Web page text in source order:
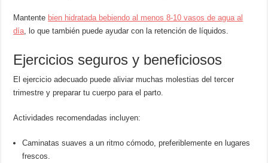
Mantente bien hidratada bebiendo al menos 8-10 vasos de agua al
día , lo que también puede ayudar con la retención de líquidos.
Ejercicios seguros y beneficiosos
El ejercicio adecuado puede aliviar muchas molestias del tercer
trimestre y preparar tu cuerpo para el parto.
Actividades recomendadas incluyen:
Caminatas suaves a un ritmo cómodo, preferiblemente en lugares
frescos.